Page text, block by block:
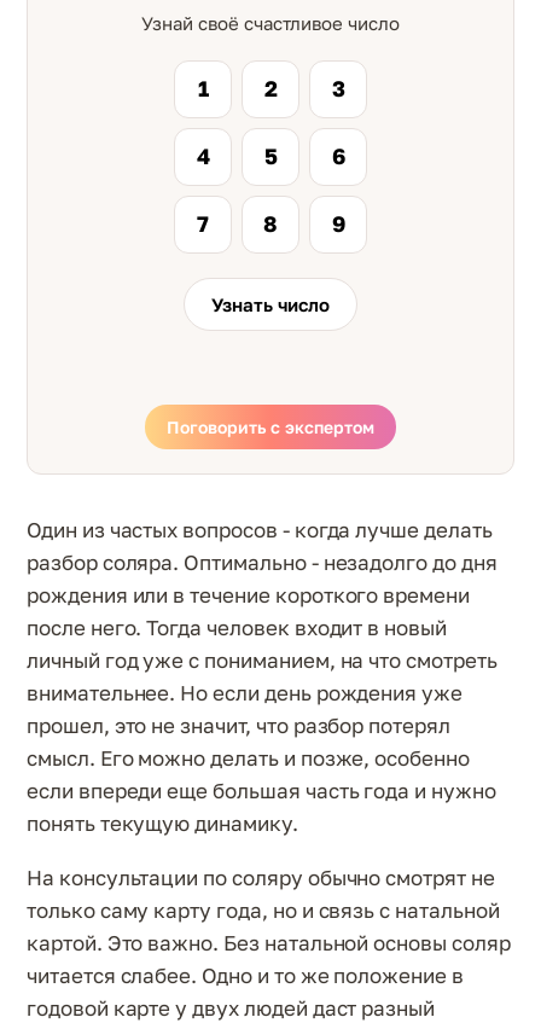
Узнай своё счастливое число
1 2 3
4 5 6
7 8 9
Узнать число
Поговорить с экспертом
Один из частых вопросов - когда лучше делать
разбор соляра. Оптимально - незадолго до дня
рождения или в течение короткого времени
после него. Тогда человек входит в новый
личный год уже с пониманием, на что смотреть
внимательнее. Но если день рождения уже
прошел, это не значит, что разбор потерял
смысл. Его можно делать и позже, особенно
если впереди еще большая часть года и нужно
понять текущую динамику.
На консультации по соляру обычно смотрят не
только саму карту года, но и связь с натальной
картой. Это важно. Без натальной основы соляр
читается слабее. Одно и то же положение в
годовой карте у двух людей даст разный